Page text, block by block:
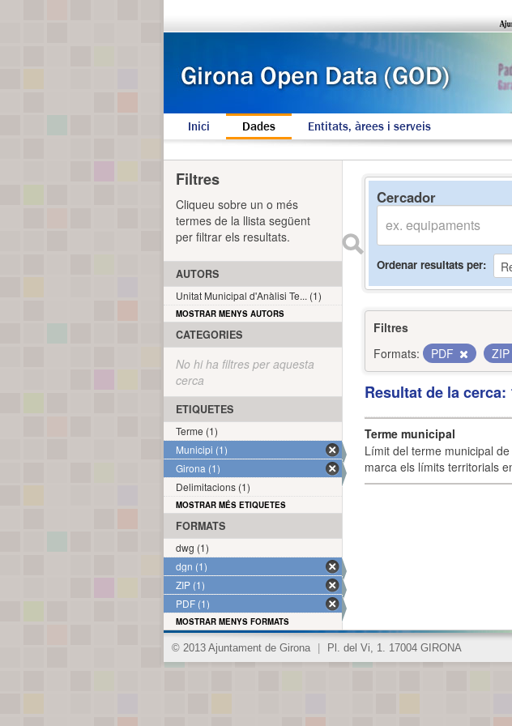
Inici Dades Entitats, àrees i serveis
Cercador
Ordenar resultats per
Filtres
Formats:
PDF ZIP
Resultat de la
Terme municipal
Límit del terme municipal
marca els límits territorials
Filtres
Cliqueu sobre un o més
termes de la llista següent
per filtrar els resultats.
AUTORS
Unitat Municipal d'Anàlisi Te... (1)
MOSTRAR MENYS AUTORS
CATEGORIES
No hi ha filtres per aquesta
cerca
ETIQUETES
Terme (1)
Municipi (1)
Girona (1)
Delimitacions (1)
MOSTRAR MÉS ETIQUETES
FORMATS
dwg (1)
dgn (1)
ZIP (1)
PDF (1)
MOSTRAR MENYS FORMATS
© 2013 Ajuntament de Girona Pl. del Vi, 1. 17004 GIRONA